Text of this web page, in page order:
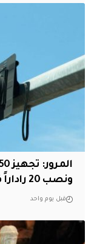
ونصب 20 راداراً في بغداد
قبل يوم واحد